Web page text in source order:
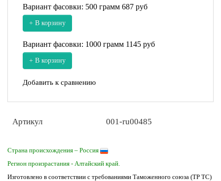
Вариант фасовки: 500 грамм 687 руб
+ В корзину
Вариант фасовки: 1000 грамм 1145 руб
+ В корзину
Добавить к сравнению
Артикул 001-ru00485
Страна происхождения – Россия
Регион произрастания - Алтайский край.
Изготовлено в соответствии с требованиями Таможенного союза (ТР ТС)